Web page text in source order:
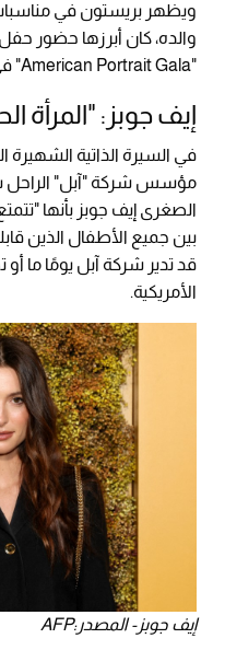
ويظهر بريستون في مناسبات
والده، كان أبرزها حضور
"American Portrait Gala" في واشنطن.
إيف جوبز: "المرأة
في السيرة الذاتية الشهيرة
مؤسس شركة "آبل" الراحل
الصغرى إيف جوبز بأنها
بين جميع الأطفال الذين
قد تدير شركة آبل يومًا ما أو
الأمريكية.
إيف جوبز- المصدر:AFP